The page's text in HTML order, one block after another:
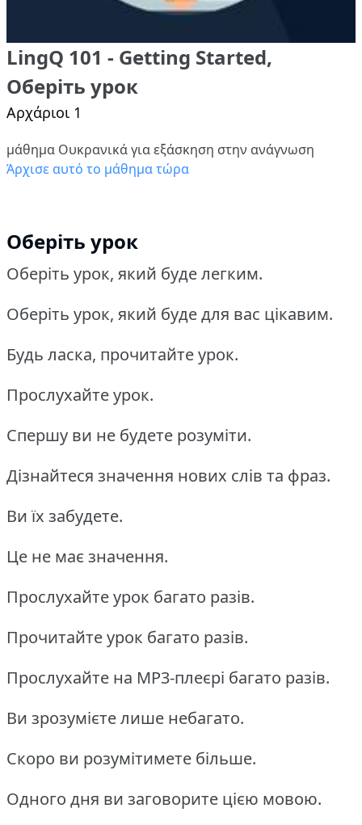
LingQ 101 - Getting Started,
Оберіть урок
Αρχάριοι 1
μάθημα Ουκρανικά για εξάσκηση στην ανάγνωση
Άρχισε αυτό το μάθημα τώρα
Оберіть урок
Оберіть урок, який буде легким.
Оберіть урок, який буде для вас цікавим.
Будь ласка, прочитайте урок.
Прослухайте урок.
Спершу ви не будете розуміти.
Дізнайтеся значення нових слів та фраз.
Ви їх забудете.
Це не має значення.
Прослухайте урок багато разів.
Прочитайте урок багато разів.
Прослухайте на MP3-плеєрі багато разів.
Ви зрозумієте лише небагато.
Скоро ви розумітимете більше.
Одного дня ви заговорите цією мовою.